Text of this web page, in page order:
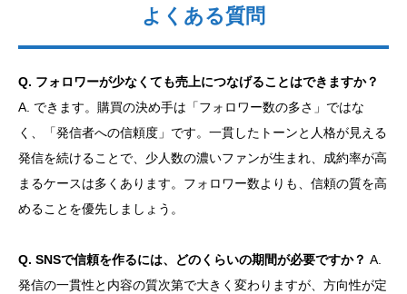
よくある質問
Q. フォロワーが少なくても売上につなげることはできますか？
A. できます。購買の決め手は「フォロワー数の多さ」ではな
く、「発信者への信頼度」です。一貫したトーンと人格が見える
発信を続けることで、少人数の濃いファンが生まれ、成約率が高
まるケースは多くあります。フォロワー数よりも、信頼の質を高
めることを優先しましょう。
Q. SNSで信頼を作るには、どのくらいの期間が必要ですか？ A.
発信の一貫性と内容の質次第で大きく変わりますが、方向性が定